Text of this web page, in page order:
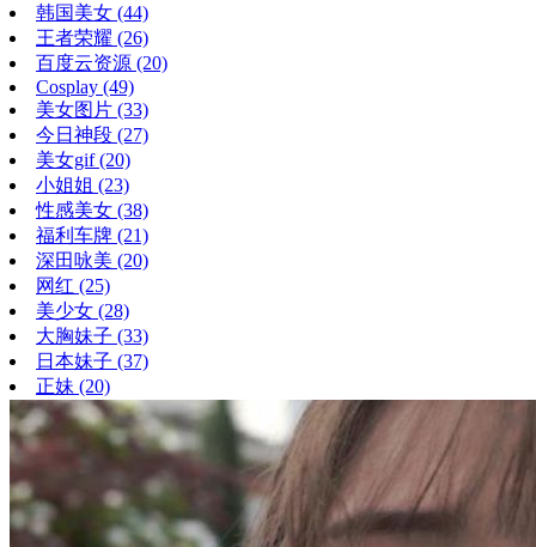
韩国美女 (44)
王者荣耀 (26)
百度云资源 (20)
Cosplay (49)
美女图片 (33)
今日神段 (27)
美女gif(20)
小姐姐 (23)
性感美女 (38)
福利车牌 (21)
深田咏美 (20)
网红 (25)
美少女 (28)
大胸妹子 (33)
日本妹子 (37)
正妹 (20)